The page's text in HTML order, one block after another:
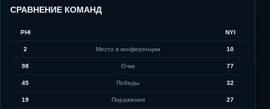
СРАВНЕНИЕ КОМАНД
PHI NYI
2 Место в конференции 10
98 Очки 77
45 Победы 32
19 Поражения 27